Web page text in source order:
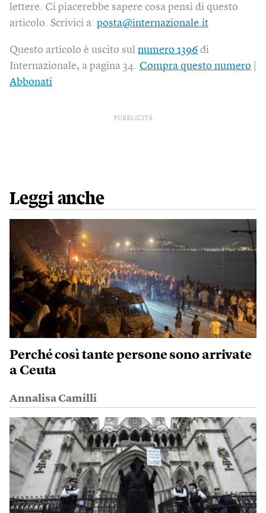
lettere. Ci piacerebbe sapere cosa pensi di questo
articolo. Scrivici a: posta@internazionale.it
Questo articolo è uscito sul numero 1396 di
Internazionale, a pagina 34. Compra questo numero
Abbonati
PUBBLICITÀ
Leggi anche
Perché così tante persone sono arrivate
a Ceuta
Annalisa Camilli